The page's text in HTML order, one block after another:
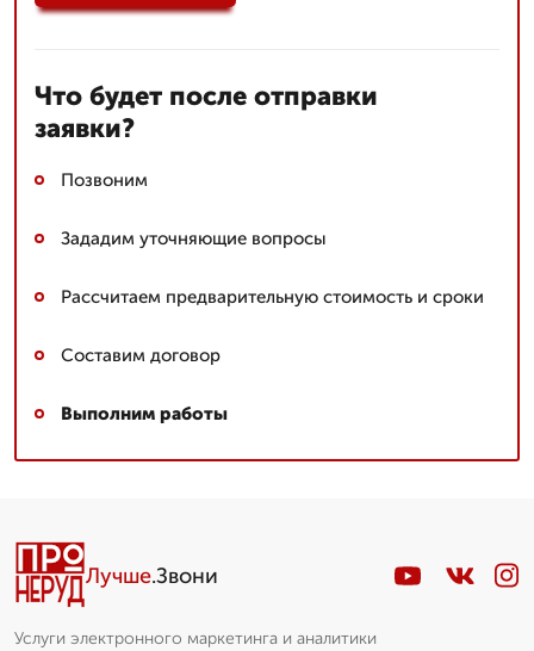
Что будет после отправки
заявки?
Позвоним
Зададим уточняющие вопросы
Рассчитаем предварительную стоимость и сроки
Составим договор
Выполним работы
Лучше.Звони
Услуги электронного маркетинга и аналитики